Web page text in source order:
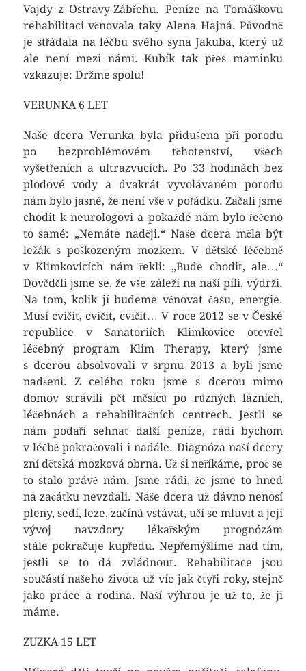
Vajdy z Ostravy-Zábřehu. Peníze na Tomáškovu
rehabilitaci věnovala taky Alena Hajná. Původně
je střádala na léčbu svého syna Jakuba, který už
ale není mezi námi. Kubík tak přes maminku
vzkazuje: Držme spolu!
VERUNKA 6 LET
Naše dcera Verunka byla přidušena při porodu
po bezproblémovém těhotenství, všech
vyšetřeních a ultrazvucích. Po 33 hodinách bez
plodové vody a dvakrát vyvolávaném porodu
nám bylo jasné, že není vše v pořádku. Začali jsme
chodit k neurologovi a pokaždé nám bylo řečeno
to samé: „Nemáte naději.“ Naše dcera měla být
ležák s poškozeným mozkem. V dětské léčebně
v Klimkovicích nám řekli: „Bude chodit, ale…“
Dověděli jsme se, že vše záleží na naší píli, výdrži.
Na tom, kolik jí budeme věnovat času, energie.
Musí cvičit, cvičit, cvičit… V roce 2012 se v České
republice v Sanatoriích Klimkovice otevřel
léčebný program Klim Therapy, který jsme
s dcerou absolvovali v srpnu 2013 a byli jsme
nadšeni. Z celého roku jsme s dcerou mimo
domov strávili pět měsíců po různých lázních,
léčebnách a rehabilitačních centrech. Jestli se
nám podaří sehnat další peníze, rádi bychom
v léčbě pokračovali i nadále. Diagnóza naší dcery
zní dětská mozková obrna. Už si neříkáme, proč se
to stalo právě nám. Jsme rádi, že jsme to hned
na začátku nevzdali. Naše dcera už dávno nenosí
pleny, sedí, leze, začíná vstávat, učí se mluvit a její
vývoj navzdory lékařským prognózám
stále pokračuje kupředu. Nepřemýšlíme nad tím,
jestli se to dá zvládnout. Rehabilitace jsou
součástí našeho života už víc jak čtyři roky, stejně
jako práce a rodina. Naší výhrou je už to, že ji
máme.
ZUZKA 15 LET